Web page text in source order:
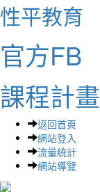
性平教育
官方FB
課程計畫
返回首頁
網站登入
流量統計
網站導覽